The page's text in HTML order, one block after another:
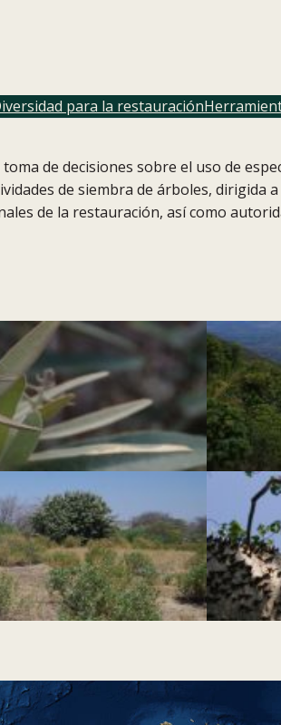
para la restauración
de decisiones sobre el uso de
de siembra de árboles,
de la restauración, así como